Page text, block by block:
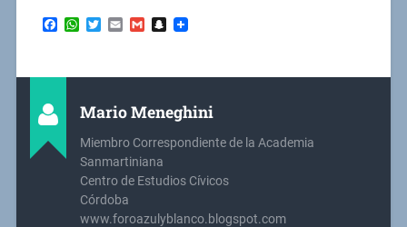
Facebook
WhatsApp
Twitter
EmailGmailSnapchat
Mario Meneghini
Miembro Correspondiente de la Academia
Sanmartiniana
Centro de Estudios Cívicos
Córdoba
www.foroazulyblanco.blogspot.com